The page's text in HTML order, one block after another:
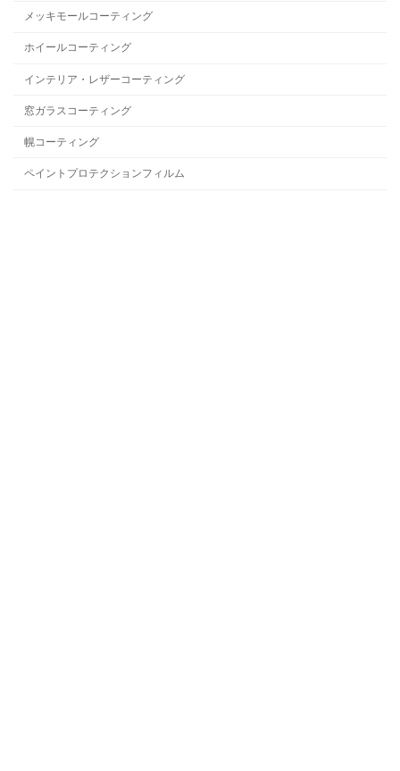
メッキモールコーティング
ホイールコーティング
インテリア・レザーコーティング
窓ガラスコーティング
幌コーティング
ペイントプロテクションフィルム